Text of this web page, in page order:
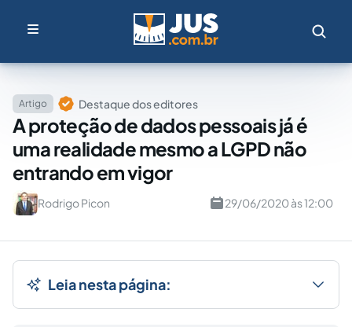
Artigo Destaque dos editores
A proteção de dados pessoais já é
uma realidade mesmo a LGPD não
entrando em vigor
Rodrigo Picon 29/06/2020 às 12:00
Leia nesta página: